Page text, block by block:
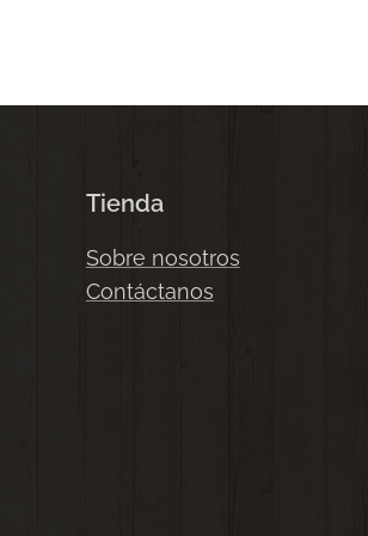
Tienda
Sobre nosotros
Contáctanos